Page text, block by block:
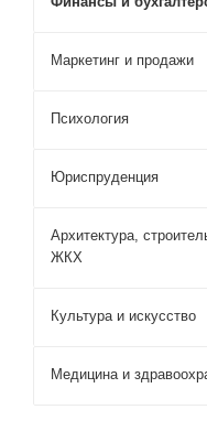
Маркетинг и продажи
Психология
Юриспруденция
Архитектура,
ЖКХ
Культура и искусство
Медицина и